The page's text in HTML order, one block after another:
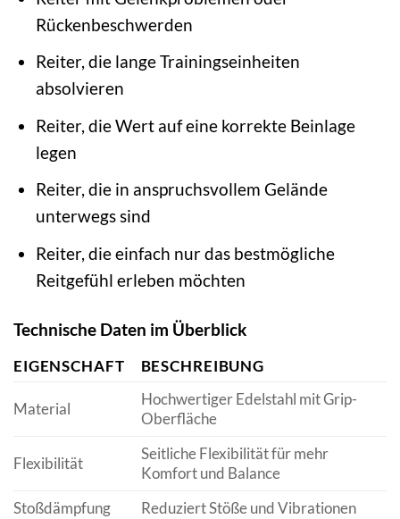
Rückenbeschwerden
Reiter, die lange Trainingseinheiten
absolvieren
Reiter, die Wert auf eine korrekte Beinlage
legen
Reiter, die in anspruchsvollem Gelände
unterwegs sind
Reiter, die einfach nur das bestmögliche
Reitgefühl erleben möchten
Technische Daten im Überblick
EIGENSCHAFT BESCHREIBUNG
Material
Hochwertiger Edelstahl mit Grip-
Oberfläche
Flexibilität
Seitliche Flexibilität für mehr
Komfort und Balance
Stoßdämpfung
Reduziert Stöße und Vibrationen